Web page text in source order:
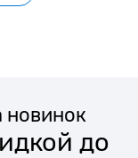
новинок
до